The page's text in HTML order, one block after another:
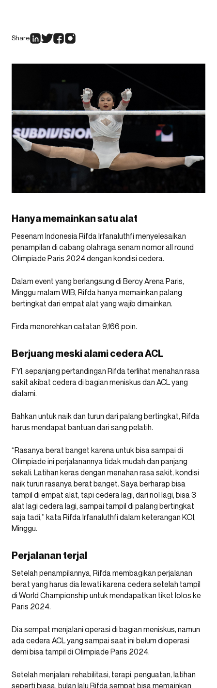
Share
Hanya memainkan satu alat
Pesenam Indonesia Rifda Irfanaluthfi menyelesaikan
penampilan di cabang olahraga senam nomor all round
Olimpiade Paris 2024 dengan kondisi cedera.
Dalam event yang berlangsung di Bercy Arena Paris,
Minggu malam WIB, Rifda hanya memainkan palang
bertingkat dari empat alat yang wajib dimainkan.
Firda menorehkan catatan 9,166 poin.
Berjuang meski alami cedera ACL
FYI, sepanjang pertandingan Rifda terlihat menahan rasa
sakit akibat cedera di bagian meniskus dan ACL yang
dialami.
Bahkan untuk naik dan turun dari palang bertingkat, Rifda
harus mendapat bantuan dari sang pelatih.
“Rasanya berat banget karena untuk bisa sampai di
Olimpiade ini perjalanannya tidak mudah dan panjang
sekali. Latihan keras dengan menahan rasa sakit, kondisi
naik turun rasanya berat banget. Saya berharap bisa
tampil di empat alat, tapi cedera lagi, dari nol lagi, bisa 3
alat lagi cedera lagi, sampai tampil di palang bertingkat
saja tadi,” kata Rifda Irfanaluthfi dalam keterangan KOI,
Minggu.
Perjalanan terjal
Setelah penampilannya, Rifda membagikan perjalanan
berat yang harus dia lewati karena cedera setelah tampil
di World Championship untuk mendapatkan tiket lolos ke
Paris 2024.
Dia sempat menjalani operasi di bagian meniskus, namun
ada cedera ACL yang sampai saat ini belum dioperasi
demi bisa tampil di Olimpiade Paris 2024.
Setelah menjalani rehabilitasi, terapi, penguatan, latihan
seperti biasa, bulan lalu Rifda sempat bisa memainkan